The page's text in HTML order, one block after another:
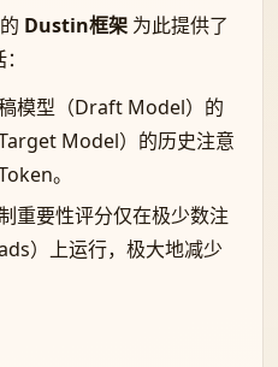
Dustin框架 为此提供了
模型（Draft Model）的
Model）的历史注意
。
重要性评分仅在极少数注
）上运行，极大地减少